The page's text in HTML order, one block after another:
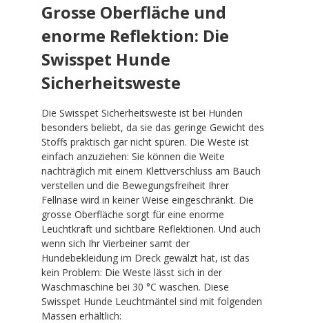
Grosse Oberfläche und
enorme Reflektion: Die
Swisspet Hunde
Sicherheitsweste
Die Swisspet Sicherheitsweste ist bei Hunden
besonders beliebt, da sie das geringe Gewicht des
Stoffs praktisch gar nicht spüren. Die Weste ist
einfach anzuziehen: Sie können die Weite
nachträglich mit einem Klettverschluss am Bauch
verstellen und die Bewegungsfreiheit Ihrer
Fellnase wird in keiner Weise eingeschränkt. Die
grosse Oberfläche sorgt für eine enorme
Leuchtkraft und sichtbare Reflektionen. Und auch
wenn sich Ihr Vierbeiner samt der
Hundebekleidung im Dreck gewälzt hat, ist das
kein Problem: Die Weste lässt sich in der
Waschmaschine bei 30 °C waschen. Diese
Swisspet Hunde Leuchtmäntel sind mit folgenden
Massen erhältlich: